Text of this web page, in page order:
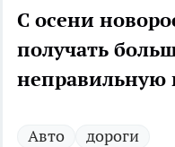
С осени
получать
неправильную
Авто дороги